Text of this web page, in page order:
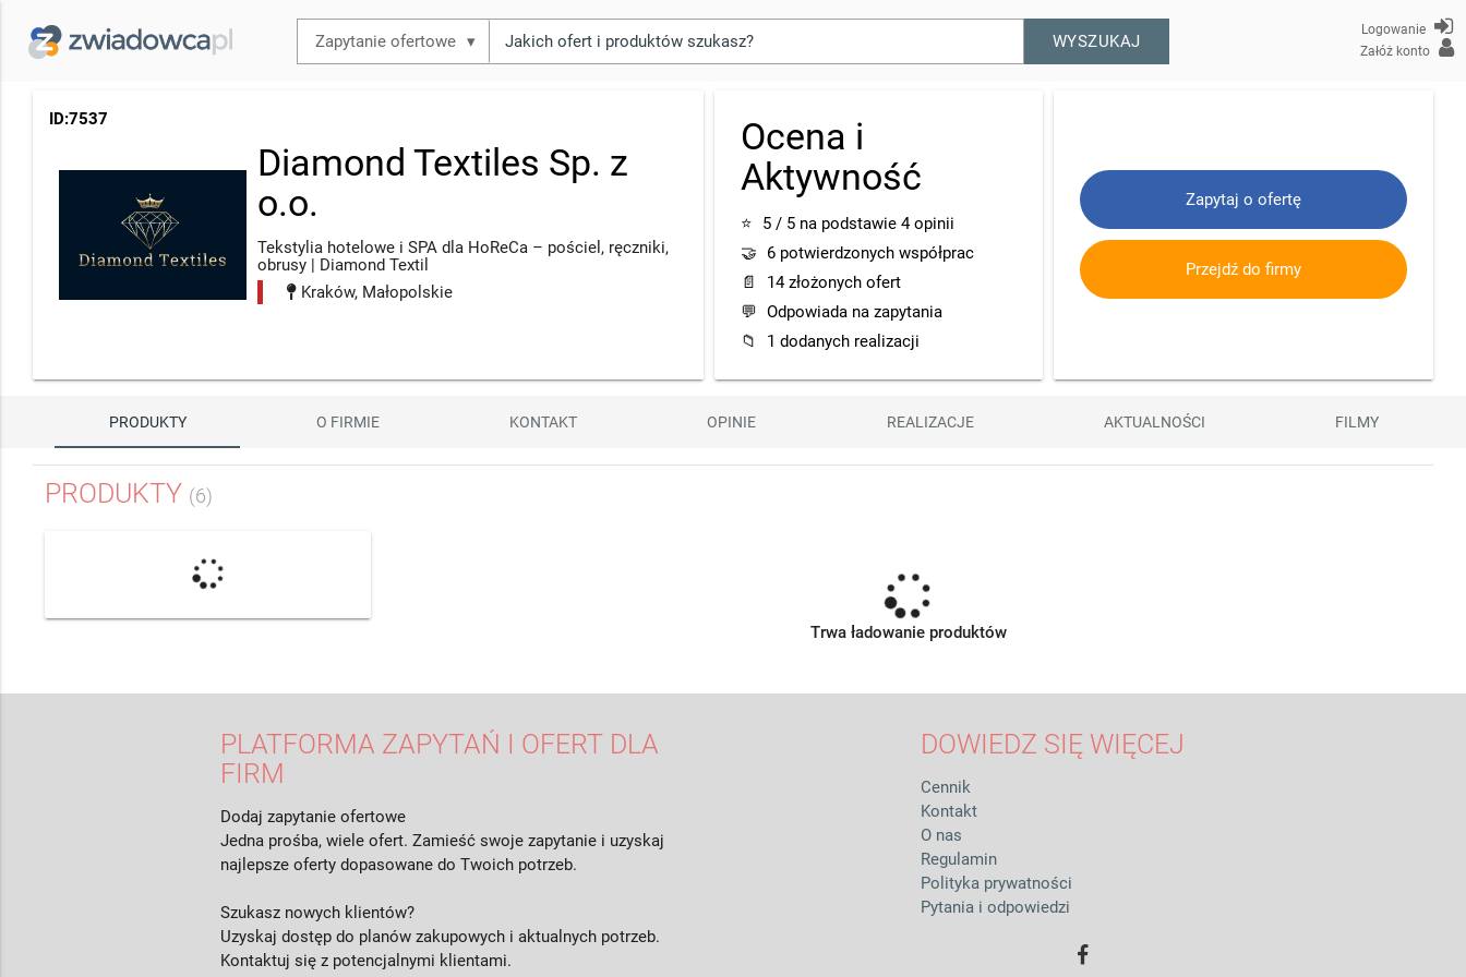
▾ WYSZUKAJ
Logowanie
Załóż konto
ID:7537
Diamond Textiles Sp. z
o.o.
Tekstylia hotelowe i SPA dla HoReCa – pościel, ręczniki,
obrusy | Diamond Textil
Kraków, Małopolskie
Ocena i
Aktywność
⭐
5 / 5 na podstawie 4 opinii
🤝
6 potwierdzonych współprac
📄
14 złożonych ofert
💬 Odpowiada na zapytania
📁
1 dodanych realizacji
Zapytaj o ofertę
Przejdź do firmy
PRODUKTY O FIRMIE KONTAKT OPINIE REALIZACJE AKTUALNOŚCI FILMY
PRODUKTY (6)
Trwa ładowanie produktów
PLATFORMA ZAPYTAŃ I OFERT DLA
FIRM
Dodaj zapytanie ofertowe
Jedna prośba, wiele ofert. Zamieść swoje zapytanie i uzyskaj
najlepsze oferty dopasowane do Twoich potrzeb.
Szukasz nowych klientów?
Uzyskaj dostęp do planów zakupowych i aktualnych potrzeb.
Kontaktuj się z potencjalnymi klientami.
DOWIEDZ SIĘ WIĘCEJ
Cennik
Kontakt
O nas
Regulamin
Polityka prywatności
Pytania i odpowiedzi